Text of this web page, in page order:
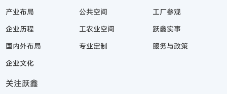
产业布局
企业历程
国内外布局
企业文化
公共空间
工农业空间
专业定制
工厂参观
跃鑫实事
服务与政策
关注跃鑫